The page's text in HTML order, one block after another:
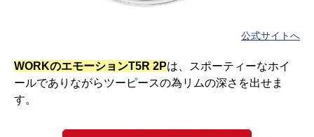
公式サイトへ
WORKのエモーションT5R 2Pは、スポーティーなホイ
ールでありながらツーピースの為リムの深さを出せま
す。